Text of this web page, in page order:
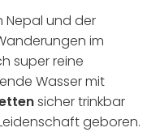
Nepal und der
im
super reine
Wasser mit
sicher trinkbar
geboren.